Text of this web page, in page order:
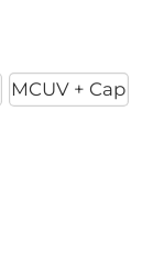
MCUV + Cap